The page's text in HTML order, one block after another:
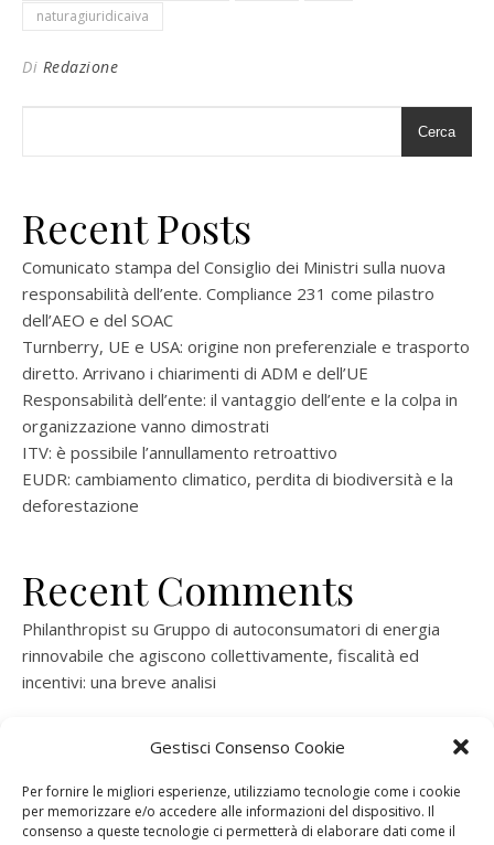
Gestisci Consenso Cookie
Per fornire le migliori esperienze, utilizziamo tecnologie come i cookie
per memorizzare e/o accedere alle informazioni del dispositivo. Il
consenso a queste tecnologie ci permetterà di elaborare dati come il
naturagiuridicaiva
Di Redazione
Cerca
Recent Posts
Comunicato stampa del Consiglio dei Ministri sulla nuova
responsabilità dell’ente. Compliance 231 come pilastro
dell’AEO e del SOAC
Turnberry, UE e USA: origine non preferenziale e trasporto
diretto. Arrivano i chiarimenti di ADM e dell’UE
Responsabilità dell’ente: il vantaggio dell’ente e la colpa in
organizzazione vanno dimostrati
ITV: è possibile l’annullamento retroattivo
EUDR: cambiamento climatico, perdita di biodiversità e la
deforestazione
Recent Comments
Philanthropist su Gruppo di autoconsumatori di energia
rinnovabile che agiscono collettivamente, fiscalità ed
incentivi: una breve analisi
rinnovabile che agiscono collettivamente, fiscalità ed
ramatogelsuGruppo di autoconsumatori di energia